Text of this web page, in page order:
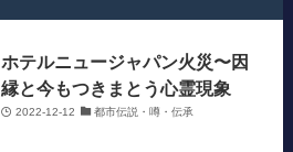
ホテルニュージャパン火災〜因
縁と今もつきまとう心霊現象
2022-12-12 都市伝説・噂・伝承